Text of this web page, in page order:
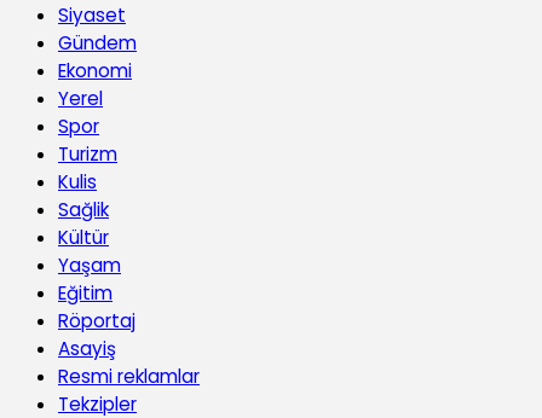
Siyaset
Gündem
Ekonomi
Yerel
Spor
Turizm
Kulis
Sağlik
Kültür
Yaşam
Eğitim
Röportaj
Asayiş
Resmi reklamlar
Tekzipler